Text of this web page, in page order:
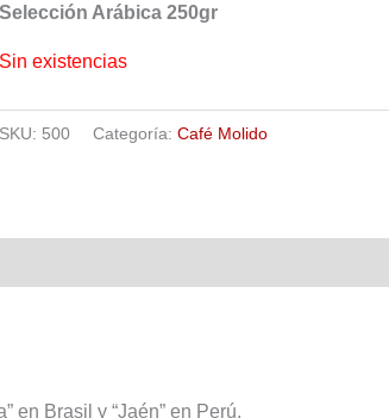
Selección Arábica 250gr
Sin existencias
SKU: 500 Categoría: Café Molido
en Brasil y “Jaén” en Perú.